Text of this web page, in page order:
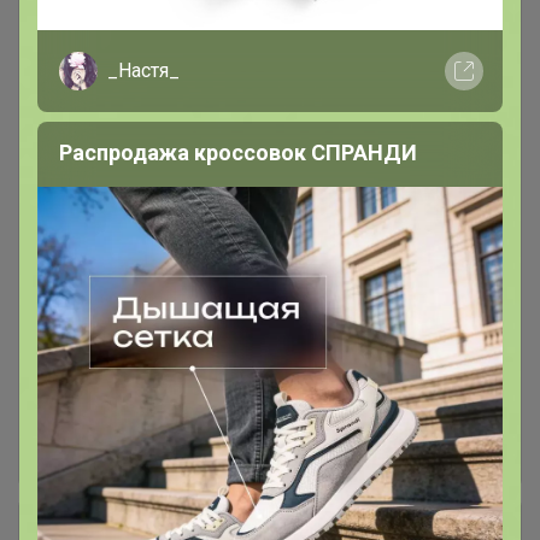
заказывайте из каталога "Кофе в наличии".
Примерные сроки ожидания 12-16 дней. Пока
обжарят, заберет и доставит ТК
Кофе упаковка 1кг
1кг кофе может приходить без фирменной
наклейки. Кофе в этом каталоге под заказ.
Ожидание 12-16 дней с момента включения в
счет
Кофе упаковка 500 граммов.
Обновленный дизайн и вес!!!
По умолчанию в начале зерновой кофе, потом
молотый. (Мелкий помол для турки, средний
для кофемашины)
66
+ Ещё 5 каталогов
_Настя_
Распродажа кроссовок СПРАНДИ